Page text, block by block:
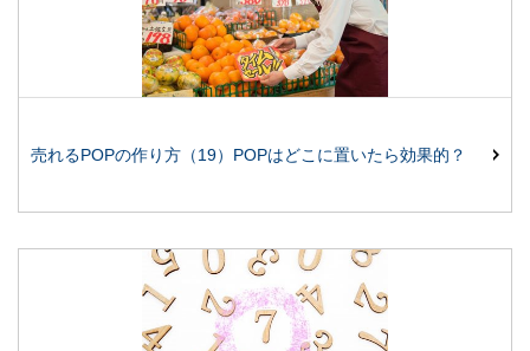
売れるPOPの作り方（19）POPはどこに置いたら効果的？